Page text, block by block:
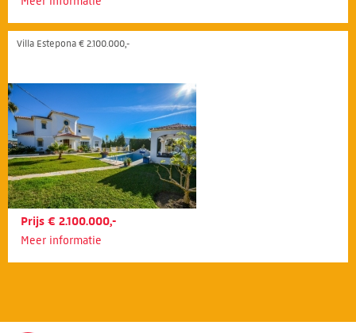
Villa Estepona € 2.100.000,-
Prijs € 2.100.000,-
Meer informatie